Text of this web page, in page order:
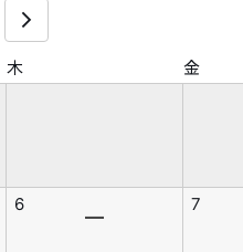
木 金
6
―
7